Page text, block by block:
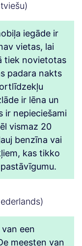
iegāde ir
vietas, lai
tiek novietotas
padara nakts
ir lēna un
ir nepieciešami
vismaz 20
benzīna vai
kas tikko
een
meesten van